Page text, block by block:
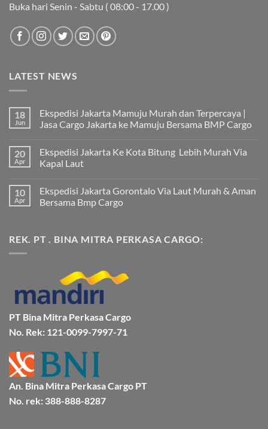
Buka hari Senin - Sabtu ( 08:00 - 17.00 )
LATEST NEWS
18
Jun
Ekspedisi Jakarta Mamuju Murah dan Terpercaya |
Jasa Cargo Jakarta ke Mamuju Bersama BMP Cargo
komentar
pada
Ekspedisi
Murah
dan
Terpercaya
Jakarta
ke
20
Apr
Ekspedisi Jakarta Ke Kota Bitung Lebih Murah Via
Kapal Laut
komentar
pada
Ekspedisi
Bitung
Lebih
10
Apr
Ekspedisi Jakarta Gorontalo Via Laut Murah & Aman
Bersama Bmp Cargo
pada
Ekspedisi
&
Aman
Bersama
Bmp
Cargo
REK. PT . BINA MITRA PERKASA CARGO:
PT Bina Mitra Perkasa Cargo
No. Rek: 121-0099-7997-71
An. Bina Mitra Perkasa Cargo PT
No. rek: 388-888-8287